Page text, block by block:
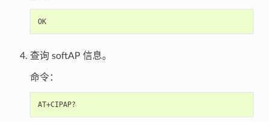
OK
查询 softAP 信息。
命令：